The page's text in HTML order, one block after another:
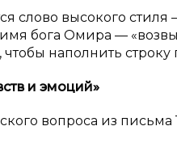
слово высокого
бога Омира —
чтобы наполнить
и эмоций»
вопроса из